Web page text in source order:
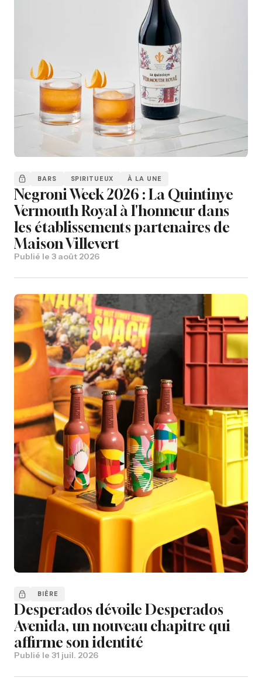
BARS SPIRITUEUX À LA UNE
Negroni Week 2026 : La Quintinye
Vermouth Royal à l'honneur dans
les établissements partenaires de
Maison Villevert
Publié le 3 août 2026
BIÈRE
Desperados dévoile Desperados
Avenida, un nouveau chapitre qui
affirme son identité
Publié le 31 juil. 2026